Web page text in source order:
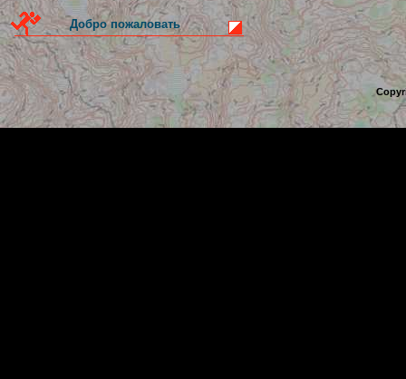
Добро пожаловать